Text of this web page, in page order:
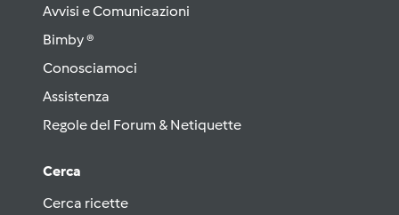
Avvisi e Comunicazioni
Bimby ®
Conosciamoci
Assistenza
Regole del Forum & Netiquette
Cerca
Cerca ricette